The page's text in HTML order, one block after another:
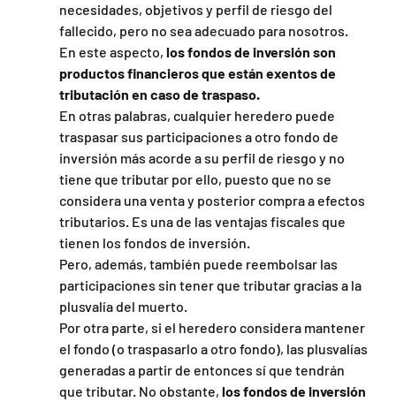
necesidades, objetivos y perfil de riesgo del
fallecido, pero no sea adecuado para nosotros.
En este aspecto, los fondos de inversión son
productos financieros que están exentos de
tributación en caso de traspaso.
En otras palabras, cualquier heredero puede
traspasar sus participaciones a otro fondo de
inversión más acorde a su perfil de riesgo y no
tiene que tributar por ello, puesto que no se
considera una venta y posterior compra a efectos
tributarios. Es una de las ventajas fiscales que
tienen los fondos de inversión.
Pero, además, también puede reembolsar las
participaciones sin tener que tributar gracias a la
plusvalía del muerto.
Por otra parte, si el heredero considera mantener
el fondo (o traspasarlo a otro fondo), las plusvalías
generadas a partir de entonces sí que tendrán
que tributar. No obstante, los fondos de inversión